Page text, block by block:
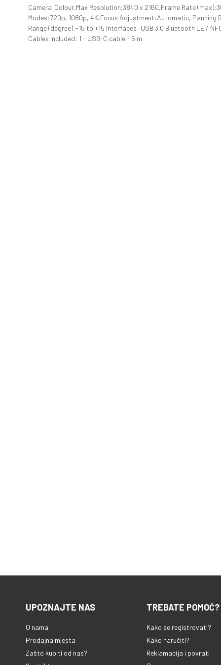
Camera:Colour,Max Resolution;3840 x 2160,Frame Rate
Modes:720p, 1080p, 4K,Focus Adjustment:Automatic, Panning
Range (degree):-15 to +15 Interfaces: USB 3.0 Bluetooth LE /
Cables Included: 1 - USB-C cable - 5 m
UPOZNAJTE NAS
O nama
Prodajna mjesta
Zašto kupiti od nas?
TREBATE POMOĆ?
Kako se registrovati?
Kako naručiti?
Reklamacija i povrati